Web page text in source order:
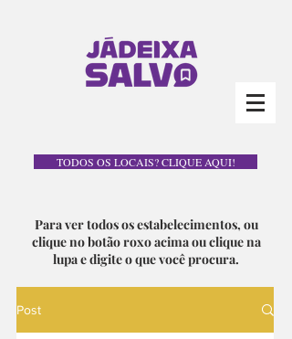
TODOS OS LOCAIS? CLIQUE AQUI!
Para ver todos os estabelecimentos, ou
clique no botão roxo acima ou clique na
lupa e digite o que você procura.
Post